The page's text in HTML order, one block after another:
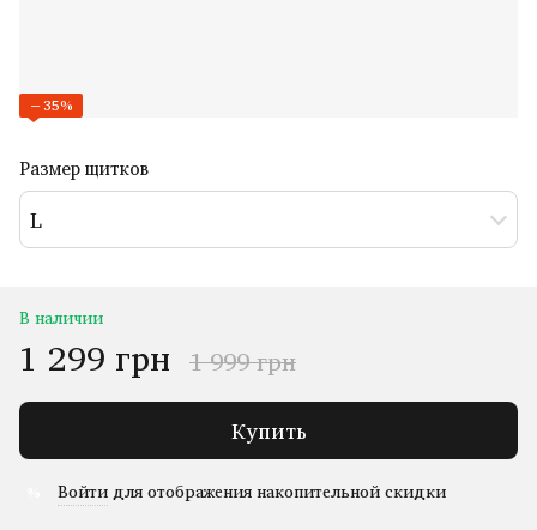
−35%
Размер щитков
L
В наличии
1 299 грн 1 999 грн
Купить
Войтидля отображения накопительной скидки